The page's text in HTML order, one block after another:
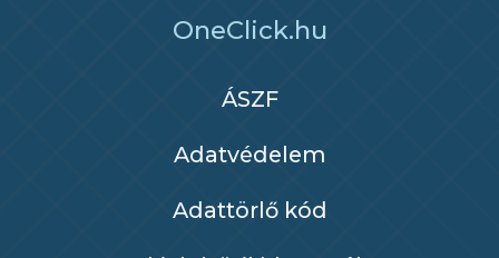
OneClick.hu
ÁSZF
Adatvédelem
Adattörlő kód